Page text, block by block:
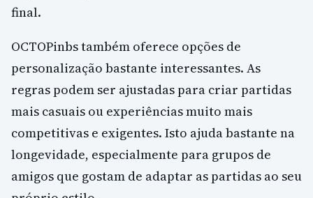
final.
OCTOPinbs também oferece opções de
personalização bastante interessantes. As
regras podem ser ajustadas para criar partidas
mais casuais ou experiências muito mais
competitivas e exigentes. Isto ajuda bastante na
longevidade, especialmente para grupos de
amigos que gostam de adaptar as partidas ao seu